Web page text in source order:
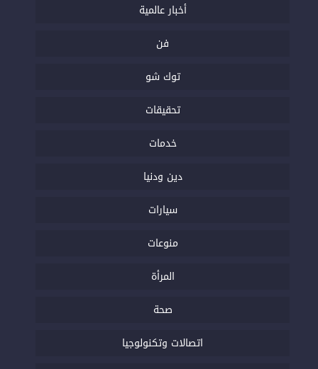
أخبار عالمية
فن
توك شو
تحقيقات
خدمات
دين ودنيا
سيارات
منوعات
المرأة
صحة
اتصالات وتكنولوجيا